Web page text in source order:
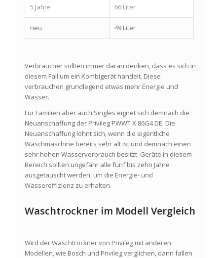
5 Jahre 66 Liter
neu 49 Liter
Verbraucher sollten immer daran denken, dass es sich in
diesem Fall um ein Kombigerät handelt. Diese
verbrauchen grundlegend etwas mehr Energie und
Wasser.
Für Familien aber auch Singles eignet sich demnach die
Neuanschaffung der Privileg PWWT X 86G4 DE. Die
Neuanschaffung lohnt sich, wenn die eigentliche
Waschmaschine bereits sehr alt ist und demnach einen
sehr hohen Wasserverbrauch besitzt. Geräte in diesem
Bereich sollten ungefähr alle fünf bis zehn Jahre
ausgetauscht werden, um die Energie- und
Wassereffizienz zu erhalten.
Waschtrockner im Modell Vergleich
Wird der Waschtrockner von Privileg mit anderen
Modellen, wie Bosch und Privileg verglichen, dann fallen